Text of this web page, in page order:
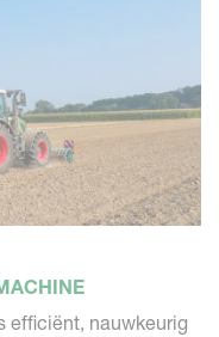
efficiënt, nauwkeurig